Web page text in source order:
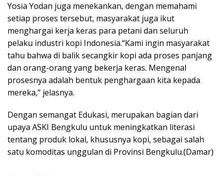
Yosia Yodan juga menekankan, dengan memahami
setiap proses tersebut, masyarakat juga ikut
menghargai kerja keras para petani dan seluruh
pelaku industri kopi Indonesia.“Kami ingin masyarakat
tahu bahwa di balik secangkir kopi ada proses panjang
dan orang-orang yang bekerja keras. Mengenal
prosesnya adalah bentuk penghargaan kita kepada
mereka,” jelasnya.
Dengan semangat Edukasi, merupakan bagian dari
upaya ASKI Bengkulu untuk meningkatkan literasi
tentang produk lokal, khususnya kopi, sebagai salah
satu komoditas unggulan di Provinsi Bengkulu.(Damar)